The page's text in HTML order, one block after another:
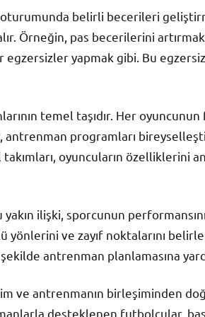
belirli becerileri
Örneğin, pas becerilerini
egzersizler yapmak gibi. Bu
temel taşıdır. Her
antrenman programları
oyuncuların özelliklerini
yakın ilişki, sporcunun
yönlerini ve zayıf noktalarını
antrenman planlamasına
ve antrenmanın birleşiminden
desteklenen futbolcular,